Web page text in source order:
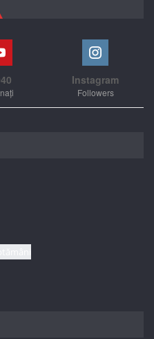
Instagram
Followers